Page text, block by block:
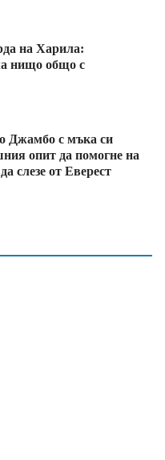
на Харила:
нищо общо с
Джамбо с мъка си
опит да помогне на
слезе от Еверест